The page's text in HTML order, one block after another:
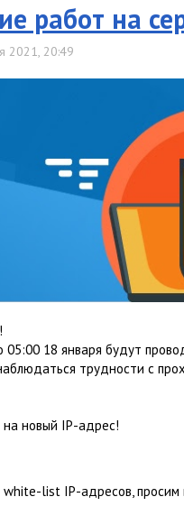
работ на
2021, 20:49
05:00 18 января будут
трудности с
новый IP-адрес!
white-list IP-адресов, просим